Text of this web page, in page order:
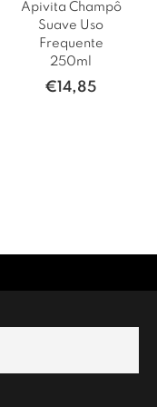
Apivita Champô
Suave Uso
Frequente
250ml
€14,85